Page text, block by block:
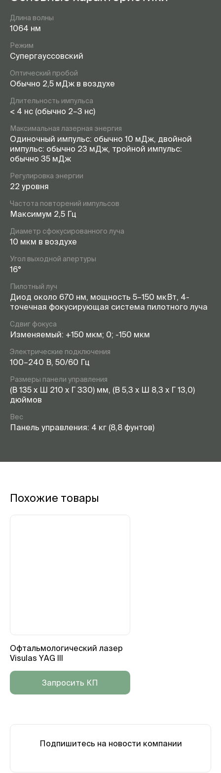
Длина волны
1064 нм
Режим
Супергауссовский
Оптический пробой
Обычно 2,5 мДж в воздухе
Длительность импульса
< 4 нс (обычно 2–3 нс)
Максимальная лазерная энергия
Одиночный импульс: обычно 10 мДж, двойной
импульс: обычно 23 мДж, тройной импульс:
обычно 35 мДж
Регулировка энергии
22 уровня
Частота повторений импульсов
Максимум 2,5 Гц
Диаметр сфокусированного луча
10 мкм в воздухе
Угол выходной апертуры
16°
Пилотный луч
Диод около 670 нм, мощность 5–150 мкВт, 4-
точечная фокусирующая система пилотного луча
Сдвиг фокуса
Изменяемый: +150 мкм; 0; -150 мкм
Электрические подключения
100–240 В, 50/60 Гц
Размеры панели управления
(В 135 x Ш 210 x Г 330) мм, (В 5,3 x Ш 8,3 x Г 13,0)
дюймов
Вес
Панель управления: 4 кг (8,8 фунтов)
Похожие товары
Офтальмологический лазер
Visulas YAG III
Запросить КП
Подпишитесь на новости компании